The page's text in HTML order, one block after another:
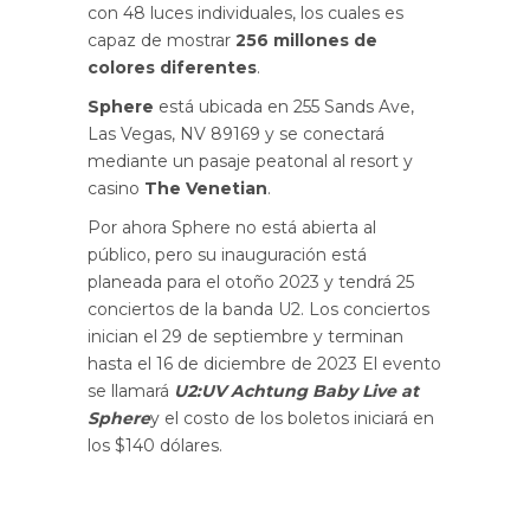
con 48 luces individuales, los cuales es
capaz de mostrar 256 millones de
colores diferentes.
Sphere está ubicada en 255 Sands Ave,
Las Vegas, NV 89169 y se conectará
mediante un pasaje peatonal al resort y
casino The Venetian.
Por ahora Sphere no está abierta al
público, pero su inauguración está
planeada para el otoño 2023 y tendrá 25
conciertos de la banda U2. Los conciertos
inician el 29 de septiembre y terminan
hasta el 16 de diciembre de 2023 El evento
se llamará U2:UV Achtung Baby Live at
Spherey el costo de los boletos iniciará en
los $140 dólares.